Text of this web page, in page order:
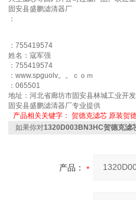
固安县盛鹏滤清器厂
：
：755419574
姓名：寇军强
：755419574
：www.spguolv。。ｃｏｍ
：065501
地址：河北省廊坊市固安县林城工业开
固安县盛鹏滤清器厂专业提供
产品相关关键字： 贺德克滤芯 原装贺
如果你对1320D003BN3HC贺德克滤
产品：